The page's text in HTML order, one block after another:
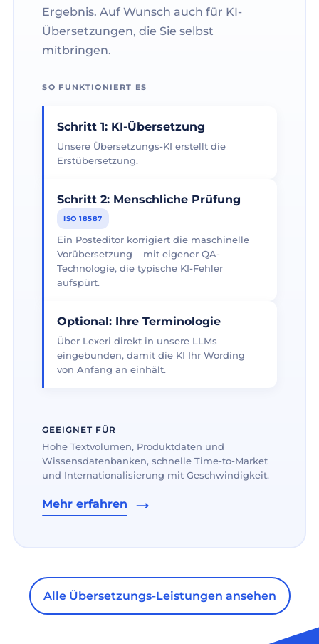
Ergebnis. Auf Wunsch auch für KI-
Übersetzungen, die Sie selbst
mitbringen.
SO FUNKTIONIERT ES
Schritt 1: KI-Übersetzung
Unsere Übersetzungs-KI erstellt die
Erstübersetzung.
Schritt 2: Menschliche Prüfung
ISO 18587
Ein Posteditor korrigiert die maschinelle
Vorübersetzung – mit eigener QA-
Technologie, die typische KI-Fehler
aufspürt.
Optional: Ihre Terminologie
Über Lexeri direkt in unsere LLMs
eingebunden, damit die KI Ihr Wording
von Anfang an einhält.
GEEIGNET FÜR
Hohe Textvolumen, Produktdaten und
Wissensdatenbanken, schnelle Time-to-Market
und Internationalisierung mit Geschwindigkeit.
Mehr erfahren
Alle Übersetzungs-Leistungen ansehen